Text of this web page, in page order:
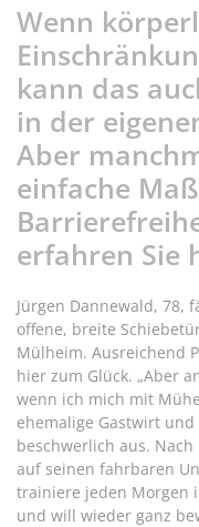
Wenn
kann das
in der
Aber
einfache
erfahren Sie
Jürgen Dannewald, 78,
offene, breite
Mülheim. Ausreichend
hier zum Glück. „Aber
wenn ich mich mit
ehemalige Gastwirt
beschwerlich aus.
auf seinen fahrbaren
trainiere jeden Morgen
und will wieder ganz